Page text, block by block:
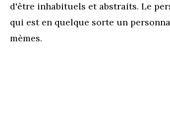
d'être inhabituels et abstraits. Le
qui est en quelque sorte un
mèmes.